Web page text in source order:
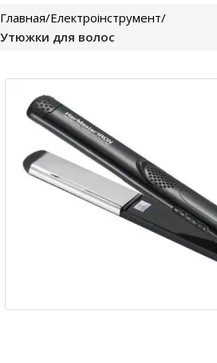
Главная Електроінструмент
Утюжки для волос